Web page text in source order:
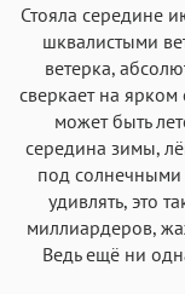
Стояла середине
шквалистыми
ветерка,
сверкает на ярком
может быть
середина зимы,
под
удивлять, это
миллиардеров,
Ведь ещё ни